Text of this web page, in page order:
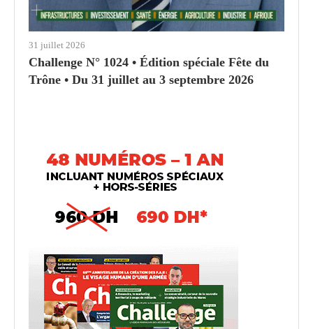
31 juillet 2026
Challenge N° 1024 • Édition spéciale Fête du
Trône • Du 31 juillet au 3 septembre 2026